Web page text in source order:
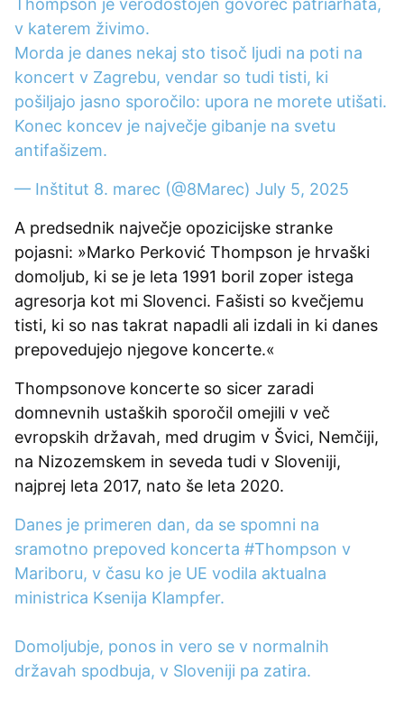
Thompson je verodostojen govorec patriarhata,
v katerem živimo.
Morda je danes nekaj sto tisoč ljudi na poti na
koncert v Zagrebu, vendar so tudi tisti, ki
pošiljajo jasno sporočilo: upora ne morete utišati.
Konec koncev je največje gibanje na svetu
antifašizem.
— Inštitut 8. marec (@8Marec) July 5, 2025
A predsednik največje opozicijske stranke
pojasni: »Marko Perković Thompson je hrvaški
domoljub, ki se je leta 1991 boril zoper istega
agresorja kot mi Slovenci. Fašisti so kvečjemu
tisti, ki so nas takrat napadli ali izdali in ki danes
prepovedujejo njegove koncerte.«
Thompsonove koncerte so sicer zaradi
domnevnih ustaških sporočil omejili v več
evropskih državah, med drugim v Švici, Nemčiji,
na Nizozemskem in seveda tudi v Sloveniji,
najprej leta 2017, nato še leta 2020.
Danes je primeren dan, da se spomni na
sramotno prepoved koncerta #Thompson v
Mariboru, v času ko je UE vodila aktualna
ministrica Ksenija Klampfer.
Domoljubje, ponos in vero se v normalnih
državah spodbuja, v Sloveniji pa zatira.